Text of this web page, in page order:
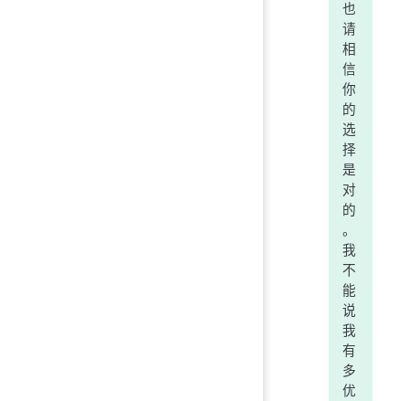
也
请
相
信
你
的
选
择
是
对
的
。
我
不
能
说
我
有
多
优